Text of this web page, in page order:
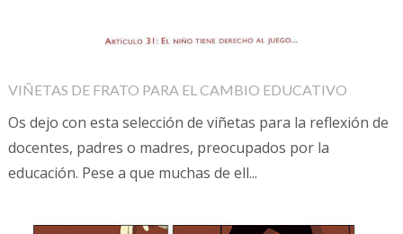
VIÑETAS DE FRATO PARA EL CAMBIO EDUCATIVO
Os dejo con esta selección de viñetas para la reflexión de
docentes, padres o madres, preocupados por la
educación. Pese a que muchas de ell...